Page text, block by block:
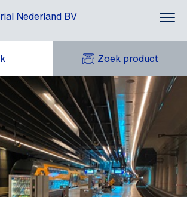
Nederland BV
Zoek product
MIJN OFFERTES
MIJN AVK
AVK HOLDING (GROUP)
AVK NEDERLAND